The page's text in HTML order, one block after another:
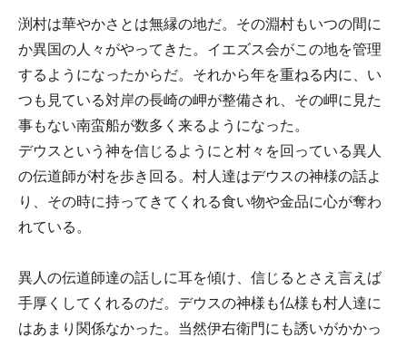
渕村は華やかさとは無縁の地だ。その淵村もいつの間に
か異国の人々がやってきた。イエズス会がこの地を管理
するようになったからだ。それから年を重ねる内に、い
つも見ている対岸の長崎の岬が整備され、その岬に見た
事もない南蛮船が数多く来るようになった。
デウスという神を信じるようにと村々を回っている異人
の伝道師が村を歩き回る。村人達はデウスの神様の話よ
り、その時に持ってきてくれる食い物や金品に心が奪わ
れている。
異人の伝道師達の話しに耳を傾け、信じるとさえ言えば
手厚くしてくれるのだ。デウスの神様も仏様も村人達に
はあまり関係なかった。当然伊右衛門にも誘いがかかっ